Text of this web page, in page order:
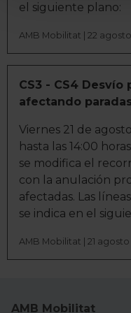
para buscar
digitales)
Obtenga más
datos personales y
sección de datos.
consentimiento en
La publicidad digital
información recogida
similares (como, por
identificadores de
permite financiar
esta página web sin
permiten tanto el
el siguiente plano:
AMB Mobilitat | 22
CS3 - CS4 Desvío
afectando
Viernes 21 de
hasta las 14:00
se modifica el
con la anulación
afectadas. Las
se indica en el
AMB Mobilitat | 21
AMB Mobilitat